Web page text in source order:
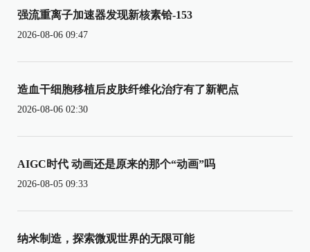
强流重离子加速器发现新核素铪-153
2026-08-06 09:47
造血干细胞移植后皮肤纤维化治疗有了新靶点
2026-08-06 02:30
AIGC时代 动画还是原来的那个“动画”吗
2026-08-05 09:33
纳米制造，探索微观世界的无限可能